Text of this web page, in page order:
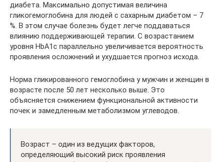
диабета. Максимально допустимая величина
гликогемоглобина для людей с сахарным диабетом – 7
%. В этом случае болезнь будет легче поддаваться
влиянию поддерживающей терапии. С возрастанием
уровня HbA1c параллельно увеличивается вероятность
проявления осложнений и ухудшается прогноз исхода.
Норма гликированного гемоглобина у мужчин и женщин в
возрасте после 50 лет несколько выше. Это
объясняется снижением функциональной активности
почек и замедленным метаболизмом углеводов.
Возраст – один из ведущих факторов,
определяющий высокий риск проявления